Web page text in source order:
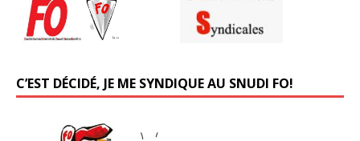
C’EST DÉCIDÉ, JE ME SYNDIQUE AU SNUDI FO!